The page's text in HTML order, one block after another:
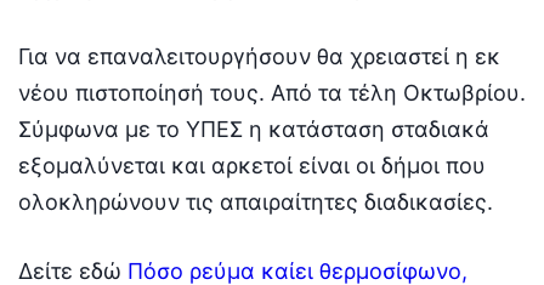
Για να επαναλειτουργήσουν θα χρειαστεί η εκ
νέου πιστοποίησή τους. Από τα τέλη Οκτωβρίου.
Σύμφωνα με το ΥΠΕΣ η κατάσταση σταδιακά
εξομαλύνεται και αρκετοί είναι οι δήμοι που
ολοκληρώνουν τις απαιραίτητες διαδικασίες.
Δείτε εδώ Πόσο ρεύμα καίει θερμοσίφωνο,